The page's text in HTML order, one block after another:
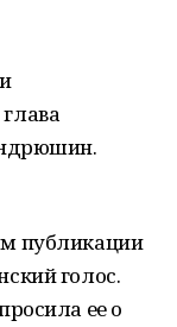
публикации
голос.
ее о